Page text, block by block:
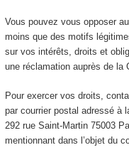
Vous pouvez vous opposer
moins que des motifs
sur vos intérêts, droits et
une réclamation auprès de la
Pour exercer vos droits,
par courrier postal adressé à
292 rue Saint-Martin 75003
mentionnant dans l’objet du